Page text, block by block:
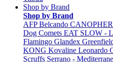
Shop by Brand
Shop by Brand
AFP Belcando
Dog Comets EAT SLOW -
Flamingo Glandex
KONG Kovaline Leonardo
Scruffs Serrano -